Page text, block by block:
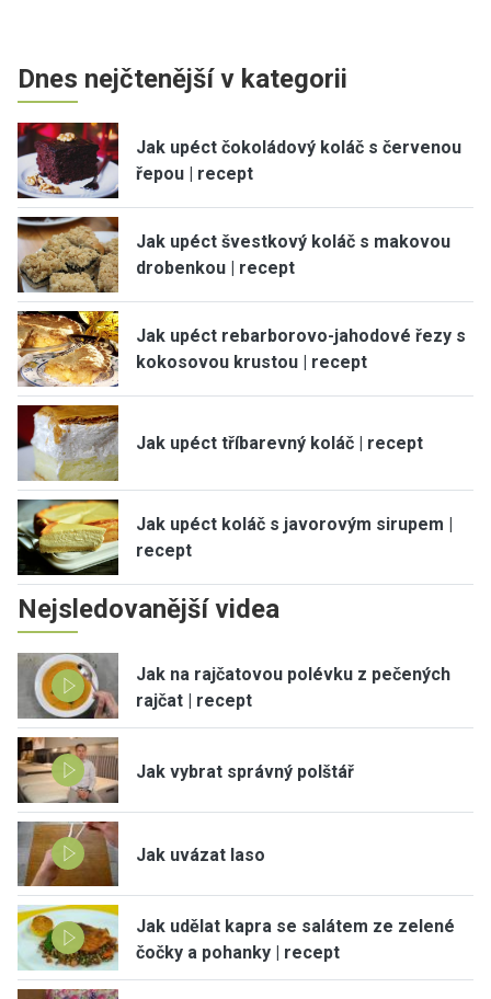
Dnes nejčtenější v kategorii
Jak upéct čokoládový koláč s červenou
řepou | recept
Jak upéct švestkový koláč s makovou
drobenkou | recept
Jak upéct rebarborovo-jahodové řezy s
kokosovou krustou | recept
Jak upéct tříbarevný koláč | recept
Jak upéct koláč s javorovým sirupem |
recept
Nejsledovanější videa
Jak na rajčatovou polévku z pečených
rajčat | recept
Jak vybrat správný polštář
Jak uvázat laso
Jak udělat kapra se salátem ze zelené
čočky a pohanky | recept